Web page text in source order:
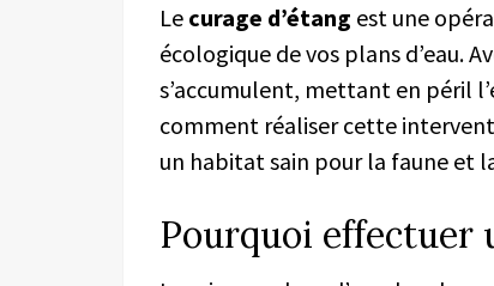
Le curage d’étang est une
écologique de vos plans d’eau.
s’accumulent, mettant en péril
comment réaliser cette
un habitat sain pour la faune et
Pourquoi effectuer